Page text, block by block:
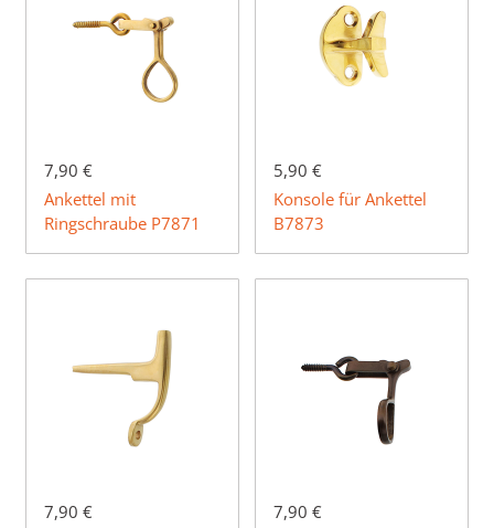
7,90 €
Ankettel mit
Ringschraube P7871
5,90 €
Konsole für Ankettel
B7873
7,90 €
7,90 €